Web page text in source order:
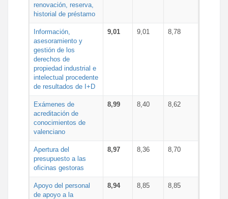
renovación, reserva,
historial de préstamo
Información,
asesoramiento y
gestión de los
derechos de
propiedad industrial e
intelectual procedente
de resultados de I+D
9,01 9,01 8,78
Exámenes de
acreditación de
conocimientos de
valenciano
8,99 8,40 8,62
Apertura del
presupuesto a las
oficinas gestoras
8,97 8,36 8,70
Apoyo del personal
de apoyo a la
8,94 8,85 8,85